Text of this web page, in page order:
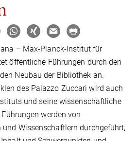
– Max-Planck-Institut für
öffentliche Führungen durch den
Neubau der Bibliothek an.
des Palazzo Zuccari wird auch
und seine wissenschaftliche
werden von
Wissenschaftlern durchgeführt,